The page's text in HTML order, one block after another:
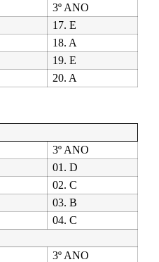
3º ANO
17. E
18. A
19. E
20. A
3º ANO
01. D
02. C
03. B
04. C
3º ANO